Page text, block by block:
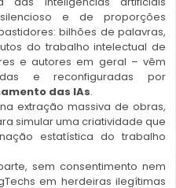
e de proporções
bilhões de palavras,
do trabalho intelectual de
e autores em geral – vêm
e reconfiguradas por
das IAs.
extração massiva de obras,
simular uma criatividade que
estatística do trabalho
sem consentimento nem
em herdeiras ilegítimas